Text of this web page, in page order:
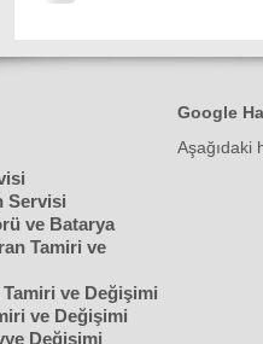
Servisi
ve Batarya
Tamiri ve
ve Değişimi
ve Değişimi
Değişimi
Google
Aşağıdaki